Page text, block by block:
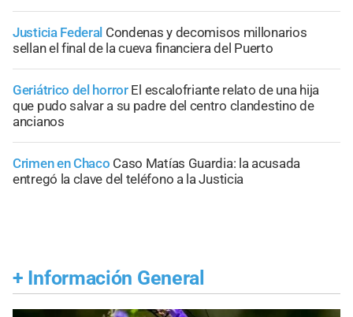
Justicia Federal Condenas y decomisos millonarios
sellan el final de la cueva financiera del Puerto
Geriátrico del horror El escalofriante relato de una hija
que pudo salvar a su padre del centro clandestino de
ancianos
Crimen en Chaco Caso Matías Guardia: la acusada
entregó la clave del teléfono a la Justicia
+ Información General